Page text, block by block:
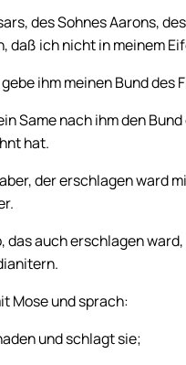
des Sohnes Aarons,
daß ich nicht in meinem
ihm meinen Bund des
Same nach ihm den
hat.
der erschlagen ward
das auch erschlagen
Mose und sprach:
und schlagt sie;